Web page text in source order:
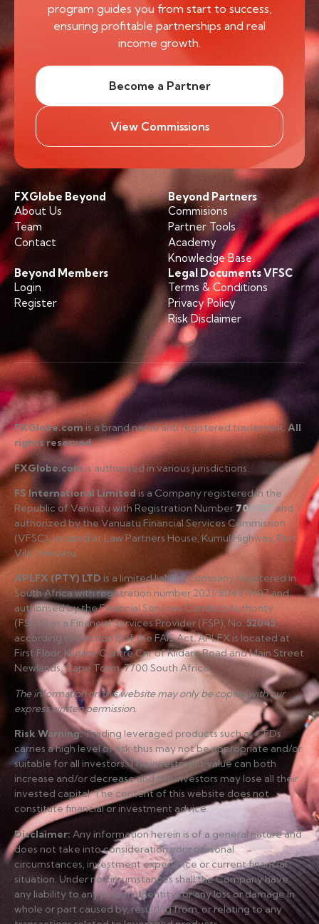
program guides you from start to success,
ensuring profitable partnerships and real
income growth.
Become a Partner
View Commissions
FXGlobe Beyond
About Us
Team
Contact
Beyond Partners
Commisions
Partner Tools
Academy
Knowledge Base
Beyond Members
Login
Register
Legal Documents VFSC
Terms & Conditions
Privacy Policy
Risk Disclaimer
FXGlobe.comis a brand name and registered trademark. All
rights reserved.
FXGlobe.com is authorised in various jurisdictions.
FS International Limitedis a Company registered in the
Republic of Vanuatu with Registration Number 700227and
authorized by the Vanuatu Financial Services Commission
(VFSC), located at Law Partners House, Kumul Highway, Port
Vila, Vanuatu.
APLFX (PTY) LTD is a limited liability company registered in
South Africa with registration number 2021/804619/07 and
authorised by the Financial Services Conduct Authority
(FSCA) as a Financial Services Provider (FSP), No.52045,
according to Section 8 of the FAIS Act. APLFX is located at
First Floor, Kildare Centre Cnr of Kildare Road and Main Street
Newlands, Cape Town, 7700 South Africa.
The information on this website may only be copied with our
express written permission.
Risk Warning:Trading leveraged products such as CFDs
carries a high level of risk thus may not be appropriate and/or
suitable for all investors. The investment value can both
increase and/or decrease and the investors may lose all their
invested capital. The content of this website does not
constitute financial or investment advice.
Disclaimer: Any information herein is of a general nature and
does not take into consideration your personal
circumstances, investment experience or current financial
situation. Under no circumstances shall the Company have
any liability to any person or entity for any loss or damage in
whole or part caused by, resulting from, or relating to any